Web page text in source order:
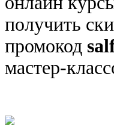
получить
промокод
мастер-